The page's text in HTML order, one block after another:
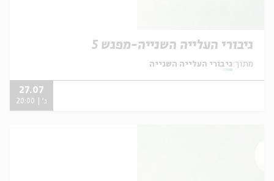
גיבורי העלייה השנייה-מפגש 5
מתוך: גיבורי העלייה השנייה
27.07
ג' | 20:00